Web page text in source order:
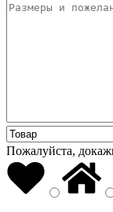
Пожалуйста,